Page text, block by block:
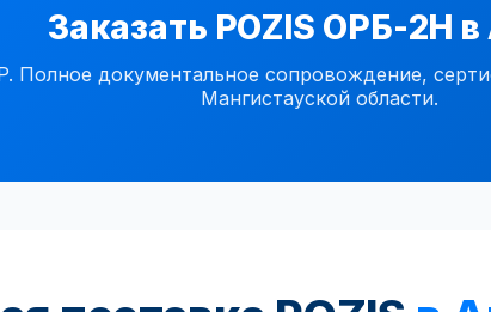
Заказать POZIS ОРБ-2Н в
Полное документальное сопровождение,
Мангистауской области.